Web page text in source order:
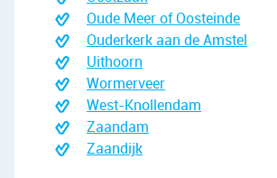
Oude Meer of Oosteinde
Ouderkerk aan de Amstel
Uithoorn
Wormerveer
West-Knollendam
Zaandam
Zaandijk